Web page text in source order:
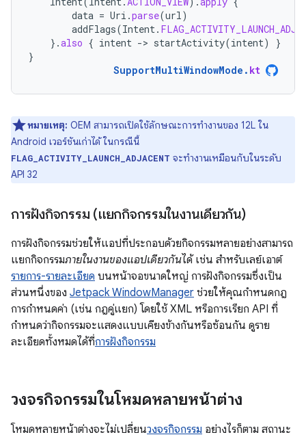
data = Uri .parse(url)
addFlags(Intent.
}.also { intent -> startActivity(intent)
}
}
SupportMultiWindowMode . kt
หมายเหตุ: OEM สามารถเปิดใช้ลักษณะการทำงานของ 12L ใน
Android เวอร์ชันเก่าได้ ในกรณีนี้
FLAG_ACTIVITY_LAUNCH_ADJACENT จะทำงานเหมือนกับในระดับ
API 32
การฝังกิจกรรม (แยกกิจกรรมในงานเดียวกัน)
การฝังกิจกรรมช่วยให้แอปที่ประกอบด้วยกิจกรรมหลายอย่างสามารถ
แยกกิจกรรมภายในงานของแอปเดียวกันได้ เช่น สำหรับเลย์เอาต์
รายการ-รายละเอียด บนหน้าจอขนาดใหญ่ การฝังกิจกรรมซึ่งเป็น
ส่วนหนึ่งของ Jetpack WindowManager ช่วยให้คุณกำหนดกฎ
การกำหนดค่า (เช่น กฎคู่แยก) โดยใช้ XML หรือการเรียก API ที่
กำหนดว่ากิจกรรมจะแสดงแบบเคียงข้างกันหรือซ้อนกัน ดูราย
ละเอียดทั้งหมดได้ที่การฝังกิจกรรม
วงจรกิจกรรมในโหมดหลายหน้าต่าง
โหมดหลายหน้าต่างจะไม่เปลี่ยนวงจรกิจกรรม อย่างไรก็ตาม สถานะ